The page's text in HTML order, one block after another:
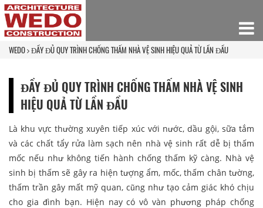
WEDO ĐẦY ĐỦ QUY TRÌNH CHỐNG THẤM NHÀ VỆ SINH HIỆU QUẢ TỪ LẦN ĐẦU
ĐẦY ĐỦ QUY TRÌNH CHỐNG THẤM NHÀ VỆ SINH
HIỆU QUẢ TỪ LẦN ĐẦU
Là khu vực thường xuyên tiếp xúc với nước, dầu gội, sữa tắm
và các chất tẩy rửa làm sạch nên nhà vệ sinh rất dễ bị thấm
mốc nếu như không tiến hành chống thấm kỹ càng. Nhà vệ
sinh bị thấm sẽ gây ra hiện tượng ẩm, mốc, thấm chân tường,
thấm trần gây mất mỹ quan, cũng như tạo cảm giác khó chịu
cho gia đình bạn. Hiện nay có vô vàn phương pháp chống